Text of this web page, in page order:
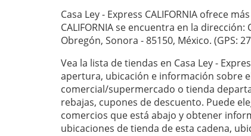
Casa Ley - Express CALIFORNIA ofrece
CALIFORNIA se encuentra en la dirección:
Obregón, Sonora - 85150, México. (GPS:
Vea la lista de tiendas en Casa Ley -
apertura, ubicación e información sobre
comercial/supermercado o tienda
rebajas, cupones de descuento. Puede
comercios que está abajo y obtener
ubicaciones de tienda de esta cadena,